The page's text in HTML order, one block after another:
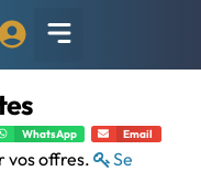
WhatsApp Email
vos offres.
Se